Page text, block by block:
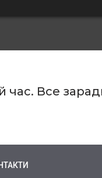
час. Все